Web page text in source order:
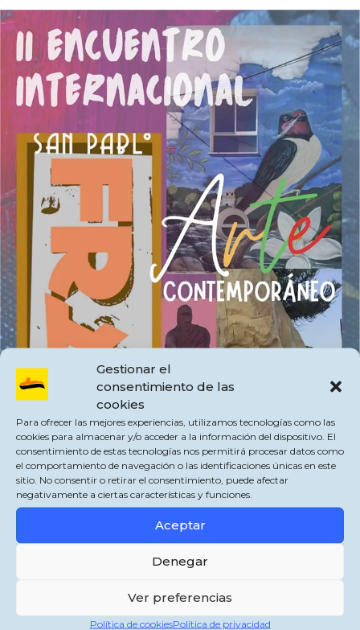
Gestionar el
consentimiento de las
cookies
Para ofrecer las mejores experiencias, utilizamos tecnologías como las
cookies para almacenar y/o acceder a la información del dispositivo. El
consentimiento de estas tecnologías nos permitirá procesar datos como
el comportamiento de navegación o las identificaciones únicas en este
sitio. No consentir o retirar el consentimiento, puede afectar
negativamente a ciertas características y funciones.
Aceptar
Denegar
Ver preferencias
Política de cookiesPolítica de privacidad
Durante los días 19 al 23 de mayo tendrá lugar el II Encuentro Internacional de
Arte Contemporáneo FRA. San Pablo de Buceite.
encuentro deberán cumplir los requisitos de las Bases del mismo, que se
encuentran en el enlace adjunto.